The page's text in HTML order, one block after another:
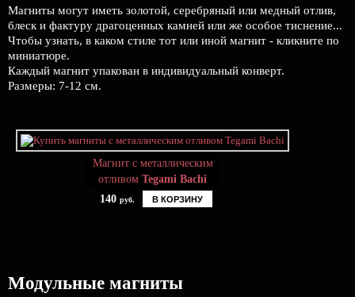
Магниты могут иметь золотой, серебряный или медный отлив,
блеск и фактуру драгоценных камней или же особое тиснение...
Чтобы узнать, в каком стиле тот или иной магнит - кликните по
миниатюре.
Каждый магнит упакован в индивидуальный конверт.
Размеры: 7-12 см.
Магнит с металлическим
отливом Tegami Bachi
140 руб. В КОРЗИНУ
Модульные магниты